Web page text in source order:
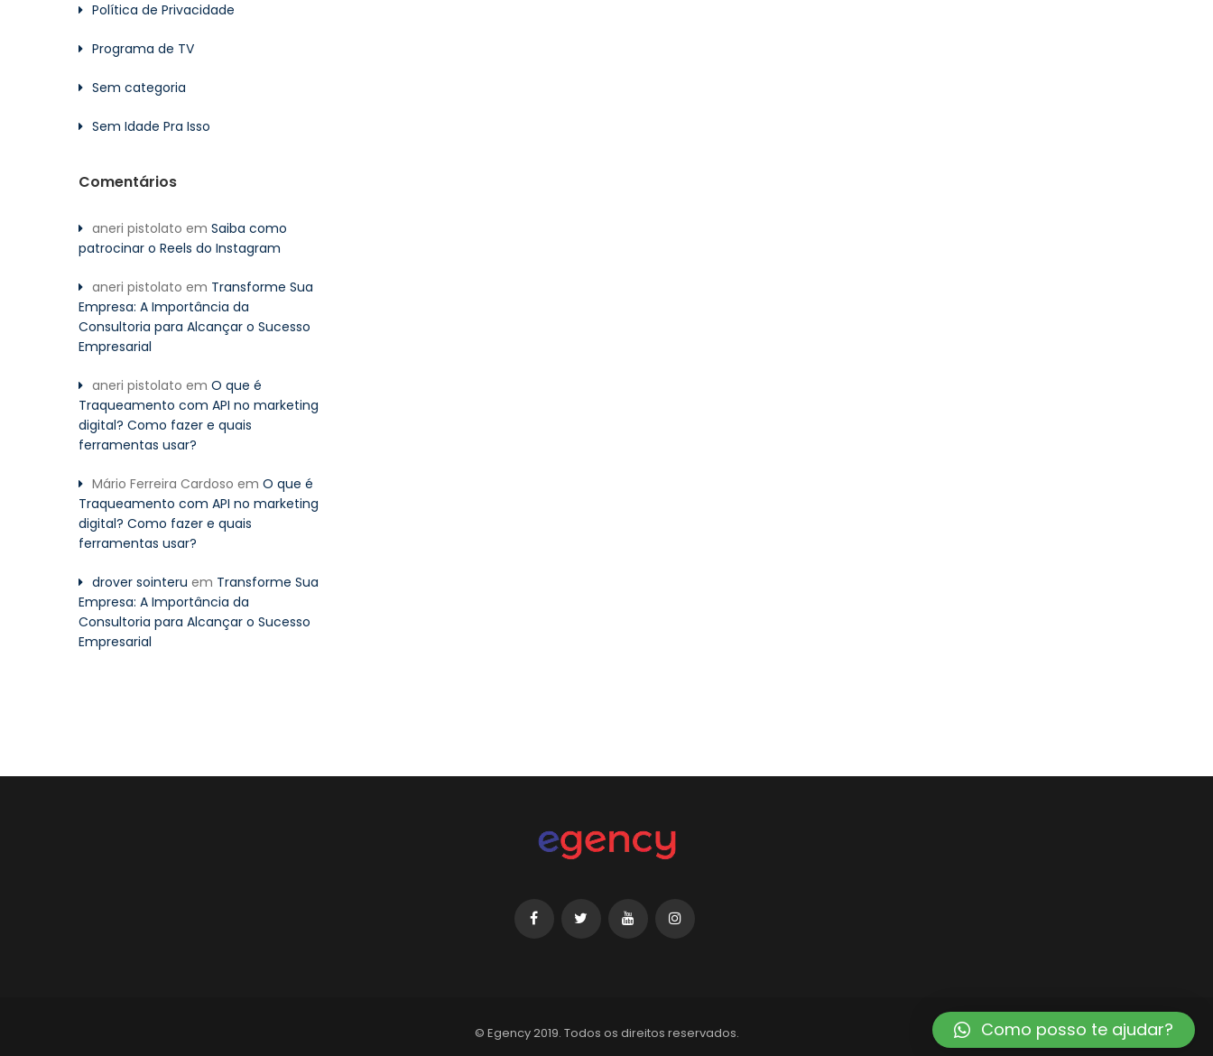
Política de Privacidade
Programa de TV
Sem categoria
Sem Idade Pra Isso
Comentários
aneri pistolato em Saiba como
patrocinar o Reels do Instagram
aneri pistolato em Transforme Sua
Empresa: A Importância da
Consultoria para Alcançar o Sucesso
Empresarial
aneri pistolato em O que é
Traqueamento com API no marketing
digital? Como fazer e quais
ferramentas usar?
Mário Ferreira Cardoso em O que é
Traqueamento com API no marketing
digital? Como fazer e quais
ferramentas usar?
drover sointeru em Transforme Sua
Empresa: A Importância da
Consultoria para Alcançar o Sucesso
Empresarial
© Egency 2019. Todos os direitos reservados. Como posso te ajudar?